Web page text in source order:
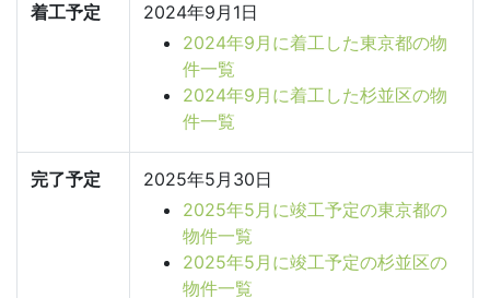
着工予定
2024年9月1日
2024年9月に着工した東京都の物
件一覧
2024年9月に着工した杉並区の物
件一覧
完了予定
2025年5月30日
2025年5月に竣工予定の東京都の
物件一覧
2025年5月に竣工予定の杉並区の
物件一覧